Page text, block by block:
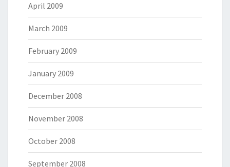
April 2009
March 2009
February 2009
January 2009
December 2008
November 2008
October 2008
September 2008